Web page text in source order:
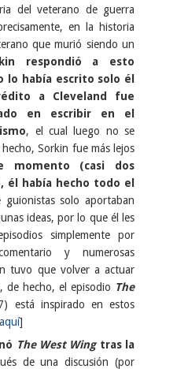
del veterano de guerra
en la historia
que murió siendo un
respondió a esto
lo había escrito solo él
a Cleveland fue
en escribir en el
, el cual luego no se
Sorkin fue más lejos
momento (casi dos
él había hecho todo el
solo aportaban
ideas, por lo que él les
simplemente por
y numerosas
tuvo que volver a actuar
hecho, el episodio The
está inspirado en estos
]
The West Wingtras la
de una discusión (por